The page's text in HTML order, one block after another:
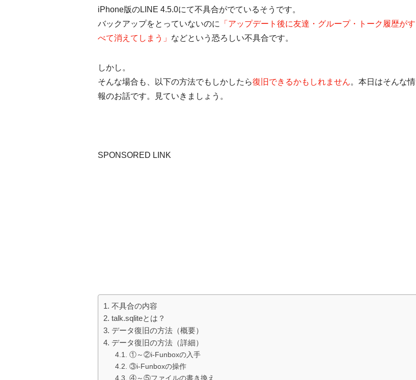
iPhone版のLINE 4.5.0にて不具合がでているそうです。
バックアップをとっていないのに
「アップデート後に友達・グループ・トーク履歴がす
べて消えてしまう」 などという恐ろしい不具合です。
しかし。
そんな場合も、以下の方法でもしかしたら復旧できるかもしれません。本日はそんな情
報のお話です。見ていきましょう。
SPONSORED LINK
不具合の内容
talk.sqliteとは？
データ復旧の方法（概要）
データ復旧の方法（詳細）
①～②i-Funboxの入手
③i-Funboxの操作
④～⑤ファイルの書き換え